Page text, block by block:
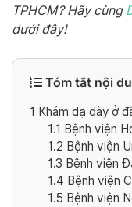
TPHCM? Hãy cùng
dưới đây!
Tóm tắt nội
1 Khám dạ dày ở
1.1 Bệnh viện
1.2 Bệnh viện
1.3 Bệnh viện
1.4 Bệnh viện
1.5 Bệnh viện